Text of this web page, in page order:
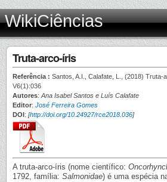
WikiCiências
Truta-arco-íris
Referência : Santos, A.I., Calafate, L., (2018) Truta-
V6(1):036
Autores: Ana Isabel Santos e Luís Calafate
Editor: José Ferreira Gomes
DOI: [http://doi.org/10.24927/rce2018.036]
A truta-arco-íris (nome científico:
1792, família: Salmonidae) é uma espécia